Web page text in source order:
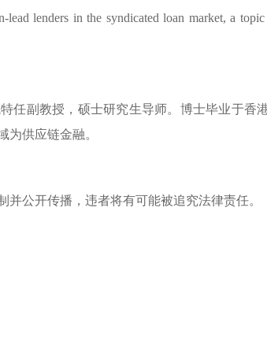
lenders in the syndicated loan market, a
任副教授，硕士研究生导师。博士毕业于香
为供应链金融。
公开传播，违者将有可能被追究法律责任。